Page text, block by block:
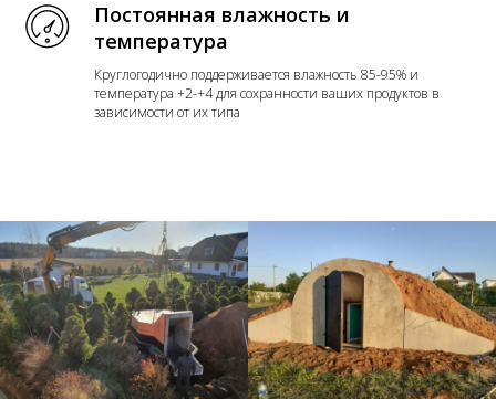
Постоянная влажность и
температура
Круглогодично поддерживается влажность 85-95% и
температура +2-+4 для сохранности ваших продуктов в
зависимости от их типа